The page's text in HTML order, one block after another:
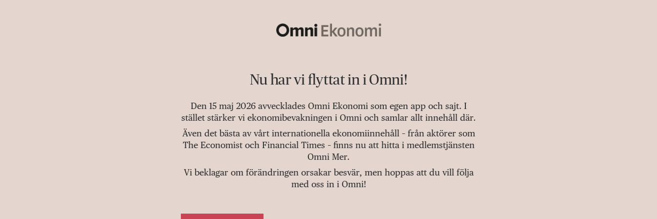
Nu har vi flyttat in i Omni!
Den 15 maj 2026 avvecklades Omni Ekonomi som egen app och sajt. I
stället stärker vi ekonomibevakningen i Omni och samlar allt innehåll där.
Även det bästa av vårt internationella ekonomiinnehåll – från aktörer som
The Economist och Financial Times – finns nu att hitta i medlemstjänsten
Omni Mer.
Vi beklagar om förändringen orsakar besvär, men hoppas att du vill följa
med oss in i Omni!